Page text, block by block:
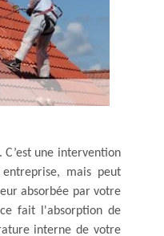
une intervention
mais peut
absorbée par votre
fait l'absorption de
interne de votre